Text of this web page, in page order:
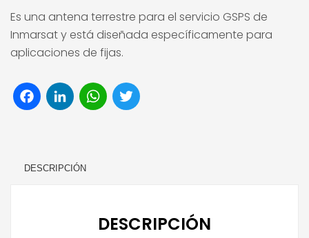
Es una antena terrestre para el servicio GSPS de
Inmarsat y está diseñada específicamente para
aplicaciones de fijas.
Facebook
LinkedInWhatsApp
DESCRIPCIÓN
DESCRIPCIÓN